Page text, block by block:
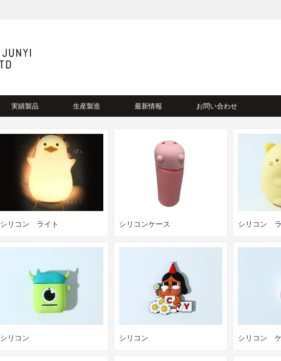
実績製品 生産製造 最新情報 お問い合わせ
シリコン ライト シリコンケース シリコン
シリコン シリコン シリコン